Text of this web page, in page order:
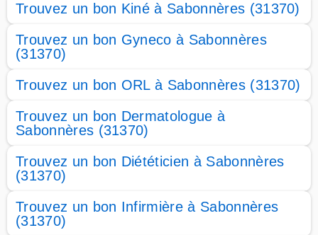
Trouvez un bon Kiné à Sabonnères (31370)
Trouvez un bon Gyneco à Sabonnères
(31370)
Trouvez un bon ORL à Sabonnères (31370)
Trouvez un bon Dermatologue à
Sabonnères (31370)
Trouvez un bon Diététicien à Sabonnères
(31370)
Trouvez un bon Infirmière à Sabonnères
(31370)